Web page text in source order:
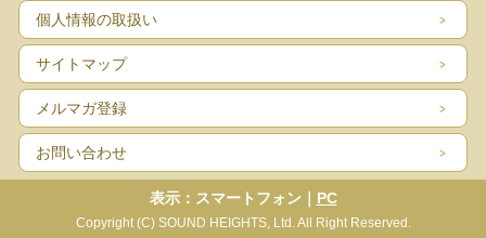
個人情報の取扱い
サイトマップ
メルマガ登録
お問い合わせ
表示：スマートフォン｜ PC
Copyright (C) SOUND HEIGHTS, Ltd. All Right Reserved.